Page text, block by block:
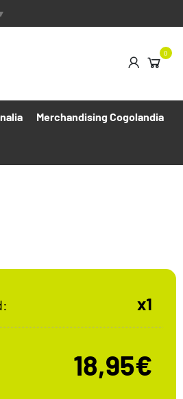
0
Merchandising Cogolandia
x1
18,95€